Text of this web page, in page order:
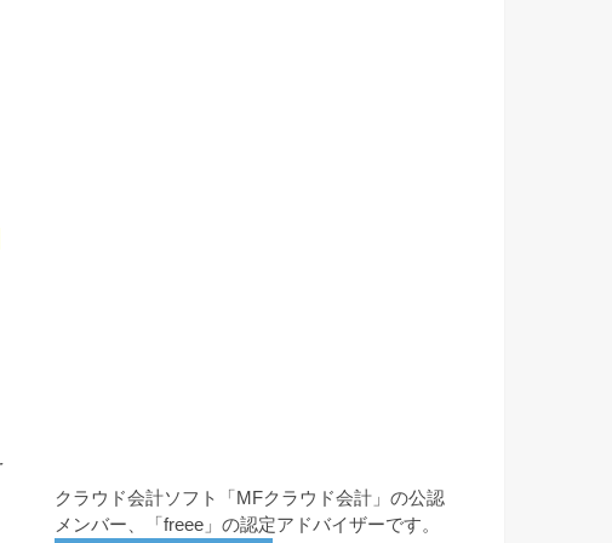
クラウド会計ソフト「MFクラウド会計」の公認
メンバー、「freee」の認定アドバイザーです。